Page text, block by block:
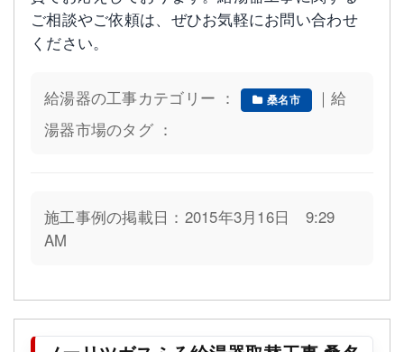
ご相談やご依頼は、ぜひお気軽にお問い合わせ
ください。
給湯器の工事カテゴリー ： 桑名市
｜給
湯器市場のタグ ：
施工事例の掲載日：2015年3月16日 9:29
AM